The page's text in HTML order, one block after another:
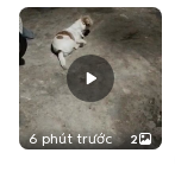
6 phút trước 2